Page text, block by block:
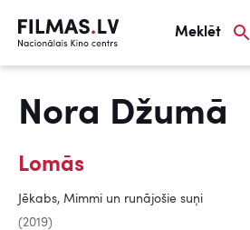
Meklēt
Nora Džumā
Lomās
Jēkabs, Mimmi un runājošie suņi
(2019)